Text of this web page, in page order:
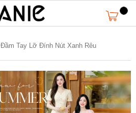
Đầm Tay Lỡ Đính Nút Xanh Rêu